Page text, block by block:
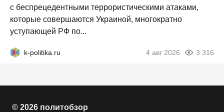
с беспрецедентными террористическими атаками,
которые совершаются Украиной, многократно
уступающей РФ по...
k-politika.ru 4 авг 2026 3 316
© 2026 политобзор